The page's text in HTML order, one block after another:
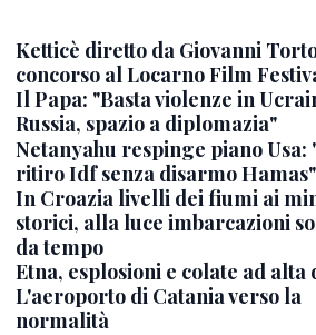
Ketticè diretto da Giovanni
concorso al Locarno Film
Il Papa: "Basta violenze in
Russia, spazio a diplomazia"
Netanyahu respinge piano Usa:
ritiro Idf senza disarmo Hamas"
In Croazia livelli dei fiumi ai
storici, alla luce imbarcazioni
da tempo
Etna, esplosioni e colate ad alta
L'aeroporto di Catania verso la
normalità